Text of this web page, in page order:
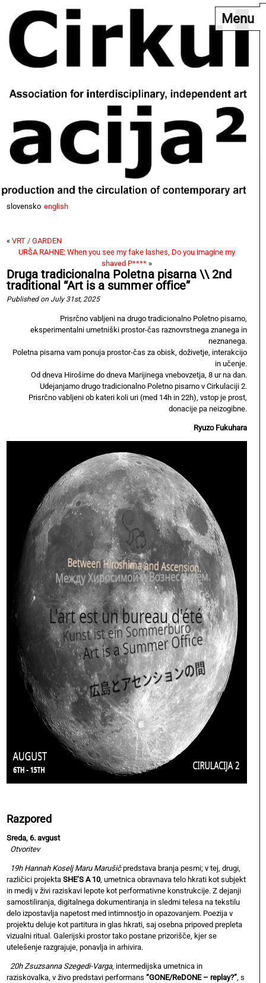
slovensko english
Menu
« VRT / GARDEN
URŠA RAHNE: When you see my fake lashes, Do you imagine my
shaved P**** »
Druga tradicionalna Poletna pisarna \\ 2nd
traditional “Art is a summer office”
Published on July 31st, 2025
Prisrčno vabljeni na drugo tradicionalno Poletno pisarno,
eksperimentalni umetniški prostor-čas raznovrstnega znanega in
neznanega.
Poletna pisarna vam ponuja prostor-čas za obisk, doživetje, interakcijo
in učenje.
Od dneva Hirošime do dneva Marijinega vnebovzetja, 8 ur na dan.
Udejanjamo drugo tradicionalno Poletno pisarno v Cirkulaciji 2.
Prisrčno vabljeni ob kateri koli uri (med 14h in 22h), vstop je prost,
donacije pa neizogibne.
Ryuzo Fukuhara
Razpored
Sreda, 6. avgust
Otvoritev
19h Hannah Koselj Maru Marušičpredstava branja pesmi; v tej, drugi,
različici projekta SHE’S A 10 , umetnica obravnava telo hkrati kot subjekt
in medij v živi raziskavi lepote kot performativne konstrukcije. Z dejanji
samostiliranja, digitalnega dokumentiranja in sledmi telesa na tekstilu
delo izpostavlja napetost med intimnostjo in opazovanjem. Poezija v
projektu deluje kot partitura in glas hkrati, saj osebna pripoved prepleta
vizualni ritual. Galerijski prostor tako postane prizorišče, kjer se
utelešenje razgrajuje, ponavlja in arhivira.
20h Zsuzsanna Szegedi-Varga, intermedijska umetnica in
raziskovalka, v živo predstavi performans “GONE/ReDONE – replay?” , s